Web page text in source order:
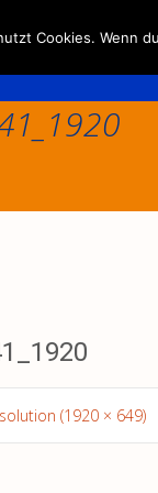
(1920 × 649)
Cookies. Wenn